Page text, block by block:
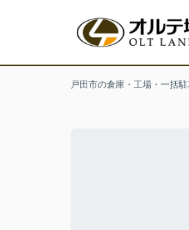
戸田市の倉庫・工場・一括